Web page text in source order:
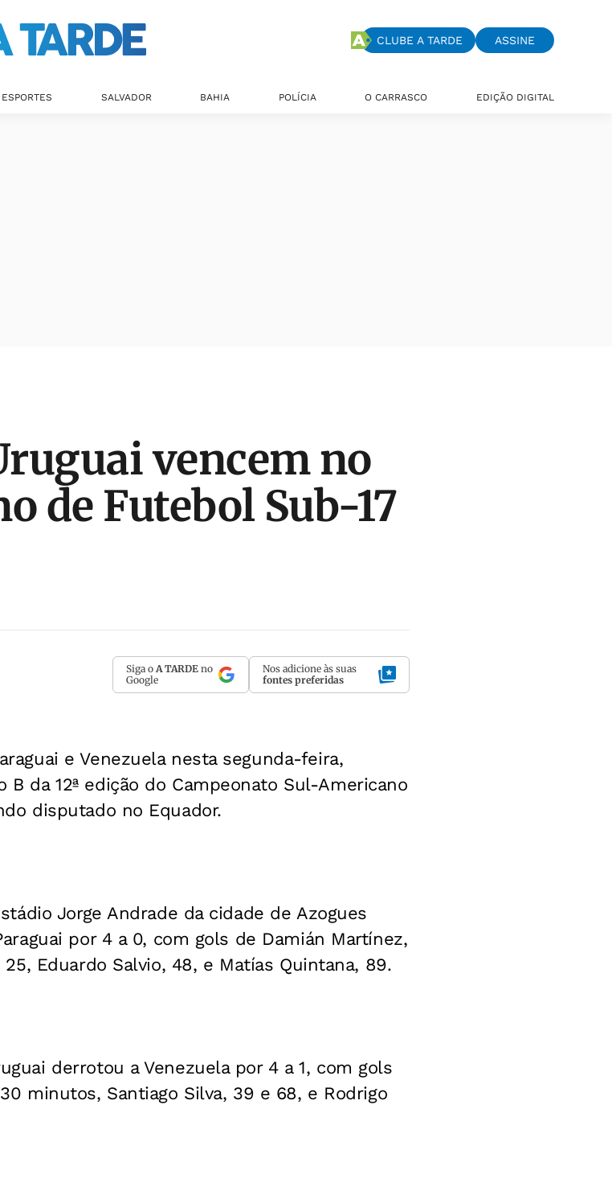
CLUBE A TARDE ASSINE
ESPORTES SALVADOR BAHIA POLÍCIA O CARRASCO EDIÇÃO DIGITAL
vencem no
de Futebol Sub-17
Siga o A TARDE no
Google
Nos adicione às suas
fontes preferidas
e Venezuela nesta segunda-feira,
da 12ª edição do Campeonato Sul-Americano
disputado no Equador.
Jorge Andrade da cidade de Azogues
por 4 a 0, com gols de Damián Martínez,
Eduardo Salvio, 48, e Matías Quintana, 89.
derrotou a Venezuela por 4 a 1, com gols
minutos, Santiago Silva, 39 e 68, e Rodrigo